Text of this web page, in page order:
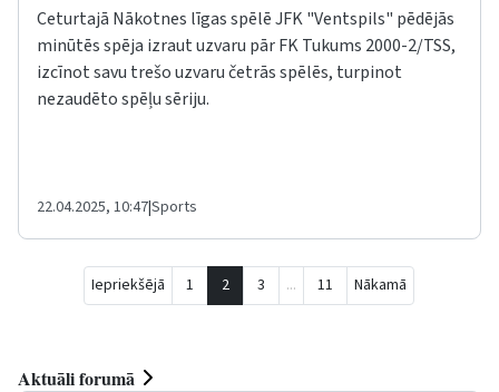
Ceturtajā Nākotnes līgas spēlē JFK "Ventspils" pēdējās
minūtēs spēja izraut uzvaru pār FK Tukums 2000-2/TSS,
izcīnot savu trešo uzvaru četrās spēlēs, turpinot
nezaudēto spēļu sēriju.
22.04.2025, 10:47|Sports
Iepriekšējā 1 2 3 ... 11 Nākamā
Aktuāli forumā